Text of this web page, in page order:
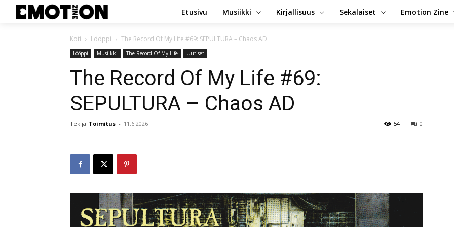
Etusivu Musiikki Kirjallisuus Sekalaiset Emotion Zine
Koti Lööppi The Record Of My Life #69: SEPULTURA – Chaos AD
Lööppi Musiikki The Record Of My Life Uutiset
The Record Of My Life #69:
SEPULTURA – Chaos AD
Tekijä Toimitus - 11.6.2026 0
54